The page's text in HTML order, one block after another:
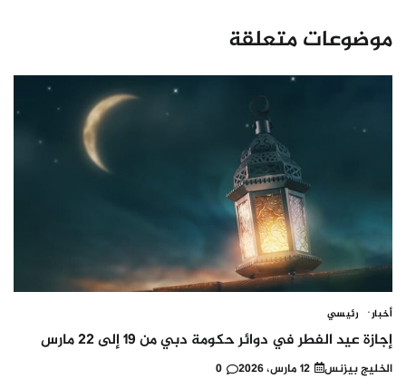
موضوعات متعلقة
أخبار رئيسي
إجازة عيد الفطر في دوائر حكومة دبي من 19 إلى 22 مارس
الخليج بيزنس 12 مارس، 2026 0